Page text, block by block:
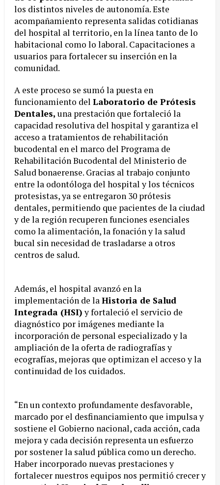
los distintos niveles de autonomía. Este
acompañamiento representa salidas cotidianas
del hospital al territorio, en la línea tanto de lo
habitacional como lo laboral. Capacitaciones a
usuarios para fortalecer su inserción en la
comunidad.
A este proceso se sumó la puesta en
funcionamiento del Laboratorio de Prótesis
Dentales, una prestación que fortaleció la
capacidad resolutiva del hospital y garantiza el
acceso a tratamientos de rehabilitación
bucodental en el marco del Programa de
Rehabilitación Bucodental del Ministerio de
Salud bonaerense. Gracias al trabajo conjunto
entre la odontóloga del hospital y los técnicos
protesistas, ya se entregaron 30 prótesis
dentales, permitiendo que pacientes de la ciudad
y de la región recuperen funciones esenciales
como la alimentación, la fonación y la salud
bucal sin necesidad de trasladarse a otros
centros de salud.
Además, el hospital avanzó en la
implementación de laHistoria de Salud
Integrada (HSI)y fortaleció el servicio de
diagnóstico por imágenes mediante la
incorporación de personal especializado y la
ampliación de la oferta de radiografías y
ecografías, mejoras que optimizan el acceso y la
continuidad de los cuidados.
“En un contexto profundamente desfavorable,
marcado por el desfinanciamiento que impulsa y
sostiene el Gobierno nacional, cada acción, cada
mejora y cada decisión representa un esfuerzo
por sostener la salud pública como un derecho.
Haber incorporado nuevas prestaciones y
fortalecer nuestros equipos nos permitió crecer y